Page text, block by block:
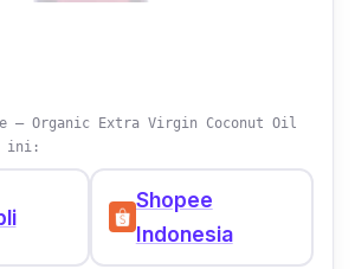
– Organic Extra Virgin Coconut Oil
ini:
Shopee
Indonesia